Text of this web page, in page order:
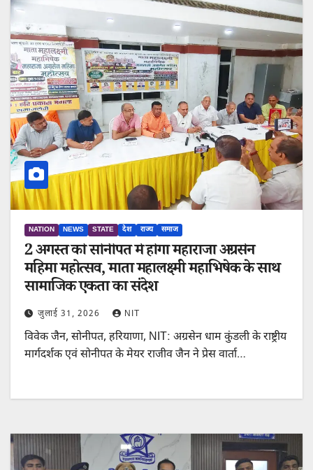
NATION NEWS STATE देश राज्य समाज
2 अगस्त को सोनीपत में होगा महाराजा अग्रसेन
महिमा महोत्सव, माता महालक्ष्मी महाभिषेक के साथ
सामाजिक एकता का संदेश
जुलाई 31, 2026 NIT
विवेक जैन, सोनीपत, हरियाणा, NIT: अग्रसेन धाम कुंडली के राष्ट्रीय
मार्गदर्शक एवं सोनीपत के मेयर राजीव जैन ने प्रेस वार्ता…